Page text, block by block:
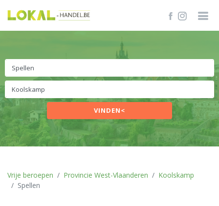
VINDEN<
Vrije beroepen Provincie West-Vlaanderen
Koolskamp
Spellen